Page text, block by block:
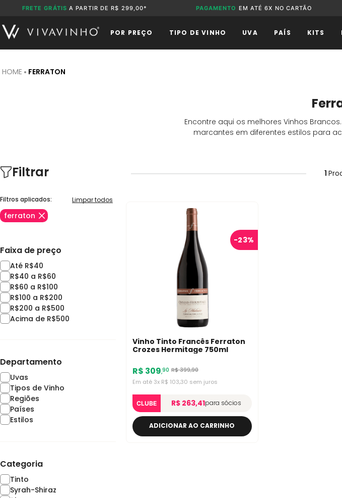
FRETE GRÁTIS A PARTIR DE R$ 299,00* PAGAMENTO EM ATÉ 6X NO CARTÃO
POR PREÇO TIPO DE VINHO UVA PAÍS KITS
FERRATON
Encontre aqui os melhores Vinhos
marcantes em diferentes estilos para
Filtrar
Filtros aplicados: Limpar todos
ferraton
Faixa de preço
Até R$40
R$40 a R$60
R$60 a R$100
R$100 a R$200
R$200 a R$500
Acima de R$500
Departamento
Uvas
Tipos de Vinho
Regiões
Países
Estilos
Categoria
Tinto
Syrah-Shiraz
1
-23%
Vinho Tinto Francês Ferraton
Crozes Hermitage 750ml
R$ 309,90 R$399,90
Em até 3x R$ 103,30 sem juros
CLUBE R$ 263,41para sócios
ADICIONAR AO CARRINHO